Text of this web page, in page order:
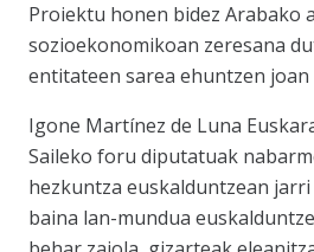
Proiektu honen bidez Arabako
sozioekonomikoan zeresana
entitateen sarea ehuntzen joan
Igone Martínez de Luna
Saileko foru diputatuak
hezkuntza euskalduntzean
baina lan-mundua